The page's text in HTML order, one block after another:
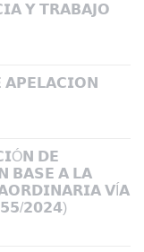
𝗬 𝗧𝗥𝗔𝗕𝗔𝗝𝗢
𝗗𝗘
𝗕𝗔𝗦𝗘 𝗔 𝗟𝗔
𝗩Í𝗔
𝟮𝟬𝟮𝟰)